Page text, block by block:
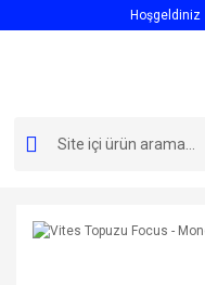
Hoşgeldiniz